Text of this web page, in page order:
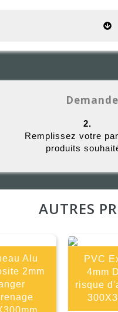
2.
Remplissez votre
produits
AUTRES
Alu
2mm
PVC
4mm
risque